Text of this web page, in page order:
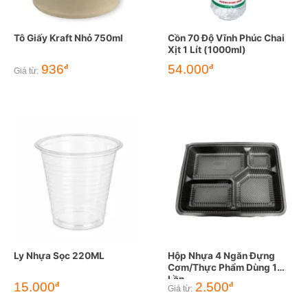
Tô Giấy Kraft Nhỏ 750ml
Giá từ: 936đ
Cồn 70 Độ Vĩnh Phúc Chai
Xịt 1 Lít (1000ml)
54.000đ
Ly Nhựa Sọc 220ML
15.000đ
Hộp Nhựa 4 Ngăn Đựng
Cơm/Thực Phẩm Dùng 1
Lần
Giá từ: 2.500đ